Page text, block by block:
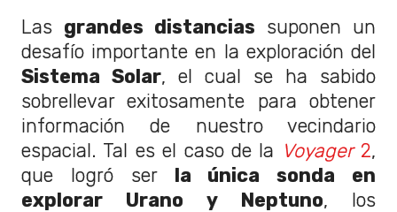
Las grandes distancias suponen un
desafío importante en la exploración del
Sistema Solar, el cual se ha sabido
sobrellevar exitosamente para obtener
información de nuestro vecindario
espacial. Tal es el caso de la Voyager2,
que logró ser la única sonda en
explorar Urano y Neptuno, los